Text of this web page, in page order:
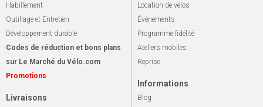
Habillement
Outillage et Entretien
Développement durable
Codes de réduction et bons plans
sur Le Marché du Vélo.com
Promotions
Livraisons
Location de vélos
Événements
Programme fidélité
Ateliers mobiles
Reprise
Informations
Blog